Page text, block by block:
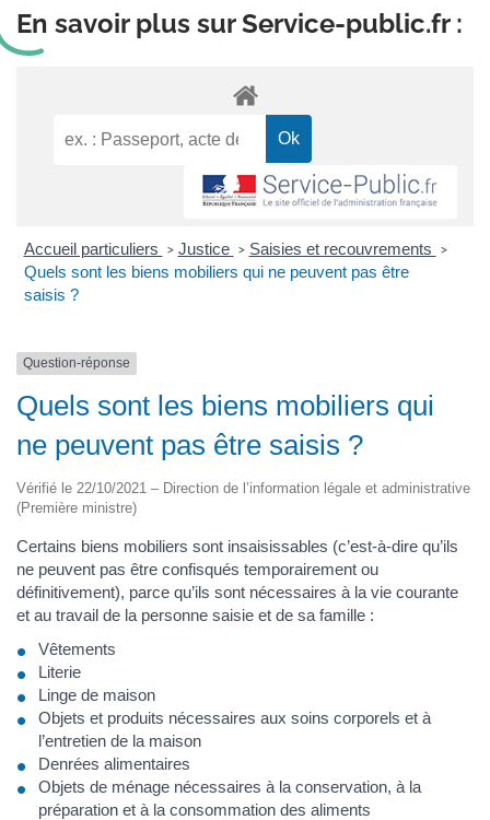
En savoir plus sur Service-public.fr :
Accueil particuliers > Justice > Saisies et recouvrements >
Quels sont les biens mobiliers qui ne peuvent pas être
saisis ?
Question-réponse
Quels sont les biens mobiliers qui
ne peuvent pas être saisis ?
Vérifié le 22/10/2021 – Direction de l’information légale et administrative
(Première ministre)
Certains biens mobiliers sont insaisissables (c’est-à-dire qu’ils
ne peuvent pas être confisqués temporairement ou
définitivement), parce qu’ils sont nécessaires à la vie courante
et au travail de la personne saisie et de sa famille :
Vêtements
Literie
Linge de maison
Objets et produits nécessaires aux soins corporels et à
l’entretien de la maison
Denrées alimentaires
Objets de ménage nécessaires à la conservation, à la
préparation et à la consommation des aliments